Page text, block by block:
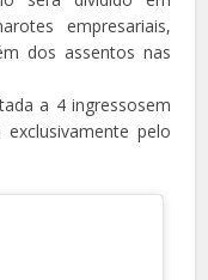
empresariais,
dos assentos nas
a 4 ingressosem
pelo